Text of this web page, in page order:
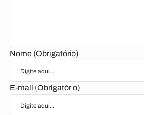
Nome (Obrigatório)
E-mail (Obrigatório)